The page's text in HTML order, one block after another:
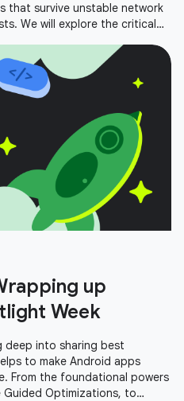
that survive unstable network
We will explore the critical
up
Week
deep into sharing best
to make Android apps
From the foundational powers
Optimizations, to